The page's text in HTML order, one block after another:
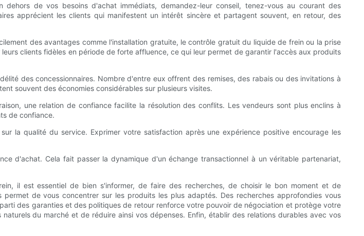
de vos besoins d'achat immédiats, demandez-leur conseil, tenez-vous au courant des
apprécient les clients qui manifestent un intérêt sincère et partagent souvent, en retour, des
des avantages comme l'installation gratuite, le contrôle gratuit du liquide de frein ou la prise
clients fidèles en période de forte affluence, ce qui leur permet de garantir l'accès aux produits
des concessionnaires. Nombre d'entre eux offrent des remises, des rabais ou des invitations à
souvent des économies considérables sur plusieurs visites.
une relation de confiance facilite la résolution des conflits. Les vendeurs sont plus enclins à
de confiance.
la qualité du service. Exprimer votre satisfaction après une expérience positive encourage les
d'achat. Cela fait passer la dynamique d'un échange transactionnel à un véritable partenariat,
il est essentiel de bien s'informer, de faire des recherches, de choisir le bon moment et de
de vous concentrer sur les produits les plus adaptés. Des recherches approfondies vous
des garanties et des politiques de retour renforce votre pouvoir de négociation et protège votre
du marché et de réduire ainsi vos dépenses. Enfin, établir des relations durables avec vos